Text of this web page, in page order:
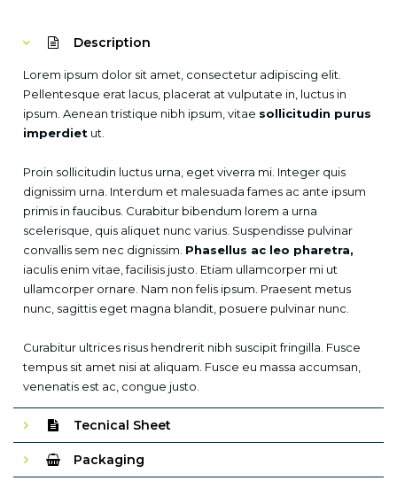
Description
Lorem ipsum dolor sit amet, consectetur adipiscing elit.
Pellentesque erat lacus, placerat at vulputate in, luctus in
ipsum. Aenean tristique nibh ipsum, vitae sollicitudin purus
imperdiet ut.
Proin sollicitudin luctus urna, eget viverra mi. Integer quis
dignissim urna. Interdum et malesuada fames ac ante ipsum
primis in faucibus. Curabitur bibendum lorem a urna
scelerisque, quis aliquet nunc varius. Suspendisse pulvinar
convallis sem nec dignissim. Phasellus ac leo pharetra,
iaculis enim vitae, facilisis justo. Etiam ullamcorper mi ut
ullamcorper ornare. Nam non felis ipsum. Praesent metus
nunc, sagittis eget magna blandit, posuere pulvinar nunc.
Curabitur ultrices risus hendrerit nibh suscipit fringilla. Fusce
tempus sit amet nisi at aliquam. Fusce eu massa accumsan,
venenatis est ac, congue justo.
Tecnical Sheet
Packaging